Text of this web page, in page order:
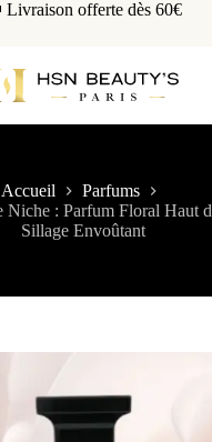
Livraison offerte dès 60€
Accueil
Parfums
Niche : Parfum Floral Haut
Sillage Envoûtant